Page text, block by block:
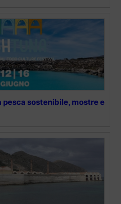
pesca sostenibile, mostre e